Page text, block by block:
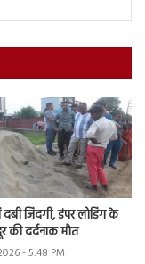
जिंदगी, डंपर लोडिंग के
की दर्दनाक मौत
- 5:48 PM